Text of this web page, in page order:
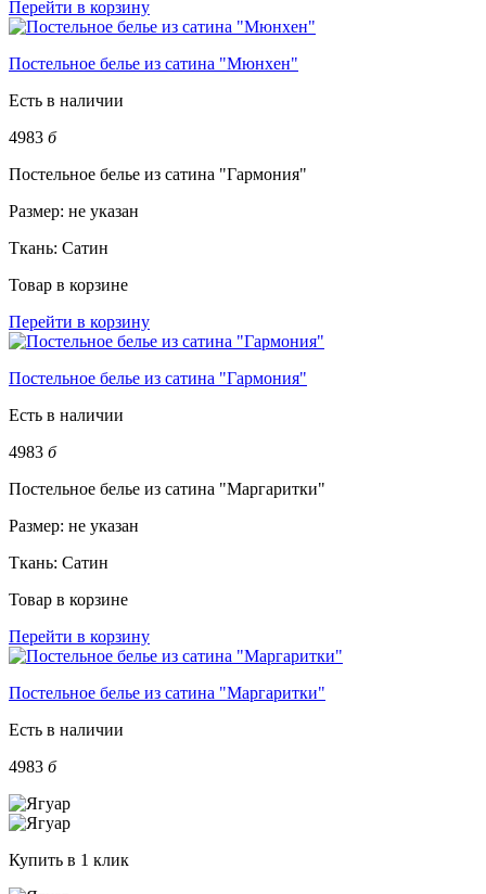
Перейти в корзину
Постельное белье из сатина "Мюнхен"
Есть в наличии
4983 б
Постельное белье из сатина "Гармония"
Размер: не указан
Ткань: Сатин
Товар в корзине
Перейти в корзину
Постельное белье из сатина "Гармония"
Есть в наличии
4983 б
Постельное белье из сатина "Маргаритки"
Размер: не указан
Ткань: Сатин
Товар в корзине
Перейти в корзину
Постельное белье из сатина "Маргаритки"
Есть в наличии
4983 б
Купить в 1 клик